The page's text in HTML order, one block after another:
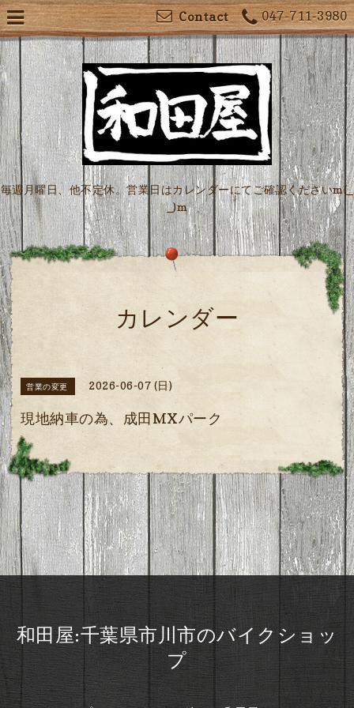
047-711-3980
Contact
毎週月曜日、他不定休。営業日はカレンダーにてご確認くださいm(_
_)m
カレンダー
営業の変更 2026-06-07 (日)
現地納車の為、成田MXパーク
和田屋:千葉県市川市のバイクショッ
プ